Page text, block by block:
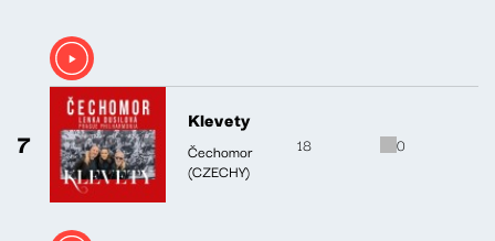
7
Klevety
Čechomor
(CZECHY)
18 0